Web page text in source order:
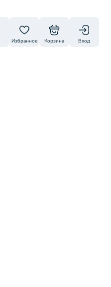
Избранное Корзина Вход